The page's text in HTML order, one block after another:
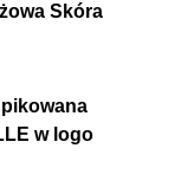
Skóra
w logo